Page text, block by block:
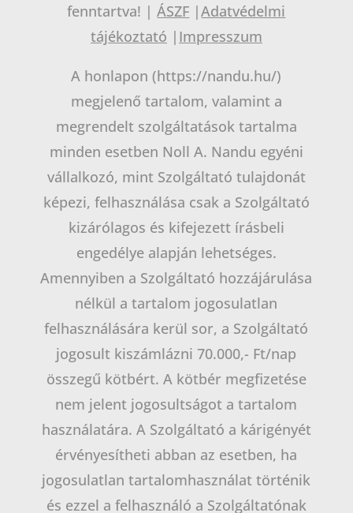
fenntartva! |ÁSZF |Adatvédelmi
tájékoztató | Impresszum
A honlapon (https://nandu.hu/)
megjelenő tartalom, valamint a
megrendelt szolgáltatások tartalma
minden esetben Noll A. Nandu egyéni
vállalkozó, mint Szolgáltató tulajdonát
képezi, felhasználása csak a Szolgáltató
kizárólagos és kifejezett írásbeli
engedélye alapján lehetséges.
Amennyiben a Szolgáltató hozzájárulása
nélkül a tartalom jogosulatlan
felhasználására kerül sor, a Szolgáltató
jogosult kiszámlázni 70.000,- Ft/nap
összegű kötbért. A kötbér megfizetése
nem jelent jogosultságot a tartalom
használatára. A Szolgáltató a kárigényét
érvényesítheti abban az esetben, ha
jogosulatlan tartalomhasználat történik
és ezzel a felhasználó a Szolgáltatónak